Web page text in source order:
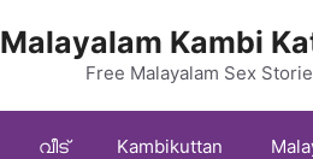
Malayalam Kambi
Free Malayalam Sex
വീട് Kambikuttan